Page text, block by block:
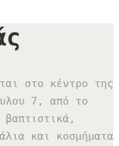
στο κέντρο της
7, από το
και κοσμήματα